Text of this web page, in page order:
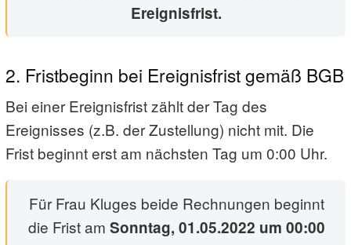
Ereignisfrist.
2. Fristbeginn bei Ereignisfrist gemäß BGB
Bei einer Ereignisfrist zählt der Tag des
Ereignisses (z.B. der Zustellung) nicht mit. Die
Frist beginnt erst am nächsten Tag um 0:00 Uhr.
Für Frau Kluges beide Rechnungen beginnt
die Frist am Sonntag, 01.05.2022 um 00:00